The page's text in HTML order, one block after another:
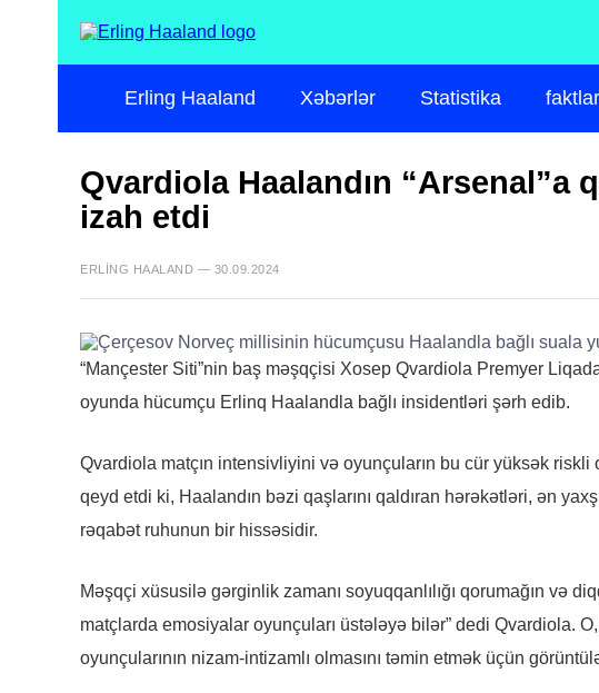
Erling Haaland Xəbərlər Statistika faktlar
Qvardiola Haalandın “Arsenal”a
izah etdi
ERLING HAALAND — 30.09.2024
“Mançester Siti”nin baş məşqçisi Xosep Qvardiola Premyer
oyunda hücumçu Erlinq Haalandla bağlı insidentləri şərh edib.
Qvardiola matçın intensivliyini və oyunçuların bu cür yüksək riskli
qeyd etdi ki, Haalandın bəzi qaşlarını qaldıran hərəkətləri, ən
rəqabət ruhunun bir hissəsidir.
Məşqçi xüsusilə gərginlik zamanı soyuqqanlılığı qorumağın və
matçlarda emosiyalar oyunçuları üstələyə bilər” dedi Qvardiola.
oyunçularının nizam-intizamlı olmasını təmin etmək üçün